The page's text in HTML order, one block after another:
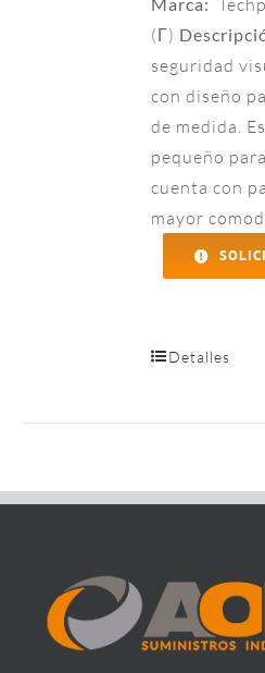
(Γ)
seguridad
con diseño
de medida.
pequeño
cuenta con
mayor
Detalles